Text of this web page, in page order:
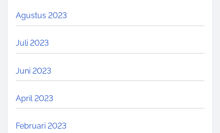
Agustus 2023
Juli 2023
Juni 2023
April 2023
Februari 2023